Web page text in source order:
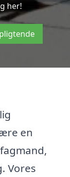
her!
en
Vores